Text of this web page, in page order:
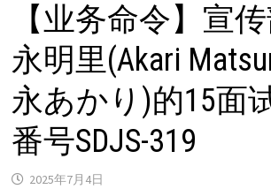
【业务命令】宣
永明里(Akari
永あかり)的15面
番号SDJS-319
2025年7月4日